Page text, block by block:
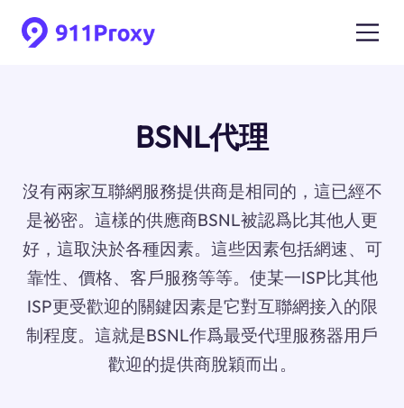
BSNL代理
沒有兩家互聯網服務提供商是相同的，這已經不
是祕密。這樣的供應商BSNL被認爲比其他人更
好，這取決於各種因素。這些因素包括網速、可
靠性、價格、客戶服務等等。使某一ISP比其他
ISP更受歡迎的關鍵因素是它對互聯網接入的限
制程度。這就是BSNL作爲最受代理服務器用戶
歡迎的提供商脫穎而出。